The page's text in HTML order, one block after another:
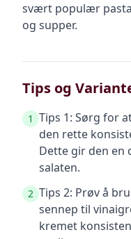
svært populær
og supper.
Tips og
1 Tips 1: Sørg for
den rette
Dette gir den en
salaten.
2 Tips 2: Prøv å
sennep til
kremet